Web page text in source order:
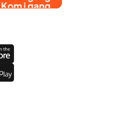
Kom i gang